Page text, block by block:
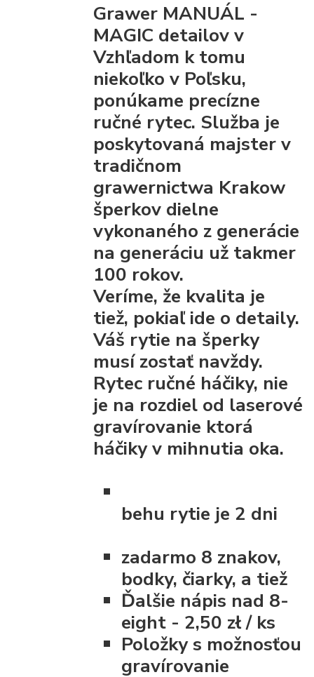
Grawer MANUÁL -
MAGIC detailov v
Vzhľadom k tomu
niekoľko v Poľsku,
ponúkame precízne
ručné rytec. Služba je
poskytovaná majster v
tradičnom
grawernictwa Krakow
šperkov dielne
vykonaného z generácie
na generáciu už takmer
100 rokov.
Veríme, že kvalita je
tiež, pokiaľ ide o detaily.
Váš rytie na šperky
musí zostať navždy.
Rytec ručné háčiky, nie
je na rozdiel od laserové
gravírovanie ktorá
háčiky v mihnutia oka.
behu rytie je 2 dni
zadarmo 8 znakov,
bodky, čiarky, a tiež
Ďalšie nápis nad 8-
eight - 2,50 zł / ks
Položky s možnosťou
gravírovanie